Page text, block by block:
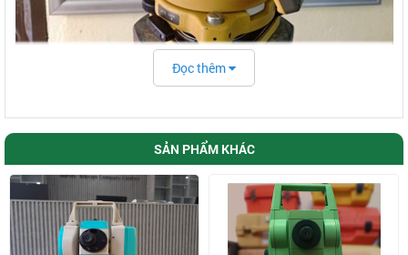
Ống kính sắc nét, độ phóng đại lên đến 30X
Máy được tích hợp 2 bàn phím gồm 24 phím bao gồm đầy
đủ chữ và số dễ dàng thao tác khi sử dụng
Dung lượng bộ nhớ trong đáng kể, có thể lưu trữ 24.000
điểm đo để thu thập dữ liệu và bố trí công việc
Được thiết kế theo tiêu chuẩn IP 66 chống nước, chống bụi
Đọc thêm
SẢN PHẨM KHÁC